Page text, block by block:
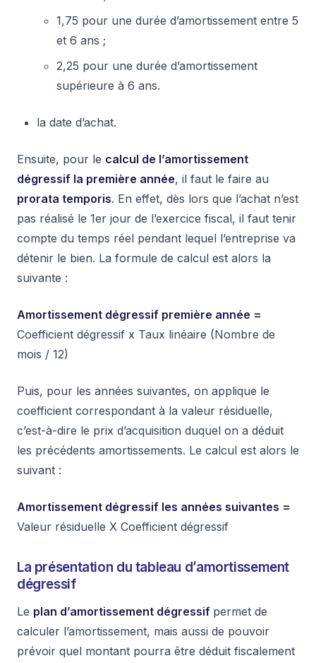
1,75 pour une durée d’amortissement entre 5
et 6 ans ;
2,25 pour une durée d’amortissement
supérieure à 6 ans.
la date d’achat.
Ensuite, pour le calcul de l’amortissement
dégressif la première année, il faut le faire au
prorata temporis. En effet, dès lors que l’achat n’est
pas réalisé le 1er jour de l’exercice fiscal, il faut tenir
compte du temps réel pendant lequel l’entreprise va
détenir le bien. La formule de calcul est alors la
suivante :
Amortissement dégressif première année =
Coefficient dégressif x Taux linéaire (Nombre de
mois / 12)
Puis, pour les années suivantes, on applique le
coefficient correspondant à la valeur résiduelle,
c’est-à-dire le prix d’acquisition duquel on a déduit
les précédents amortissements. Le calcul est alors le
suivant :
Amortissement dégressif les années suivantes =
Valeur résiduelle X Coefficient dégressif
La présentation du tableau d’amortissement
dégressif
Le plan d’amortissement dégressif permet de
calculer l’amortissement, mais aussi de pouvoir
prévoir quel montant pourra être déduit fiscalement